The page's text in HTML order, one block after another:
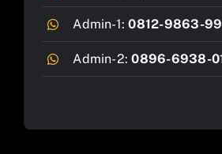
Admin-1:0812-9863-
Admin-2:0896-6938-